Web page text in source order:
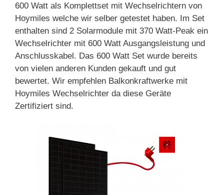
600 Watt als Komplettset mit Wechselrichtern von
Hoymiles welche wir selber getestet haben. Im Set
enthalten sind 2 Solarmodule mit 370 Watt-Peak ein
Wechselrichter mit 600 Watt Ausgangsleistung und
Anschlusskabel. Das 600 Watt Set wurde bereits
von vielen anderen Kunden gekauft und gut
bewertet. Wir empfehlen Balkonkraftwerke mit
Hoymiles Wechselrichter da diese Geräte
Zertifiziert sind.